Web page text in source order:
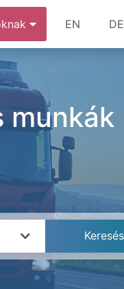
EN DE
munkák